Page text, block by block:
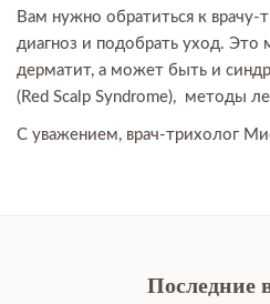
Вам нужно обратиться к врачу-
диагноз и подобрать уход.
дерматит, а может быть и
(Red Scalp Syndrome), методы
С уважением, врач-трихолог
Последние